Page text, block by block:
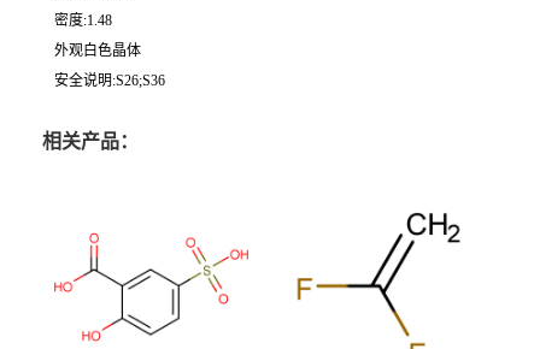
密度:1.48
外观白色晶体
安全说明:S26;S36
相关产品：